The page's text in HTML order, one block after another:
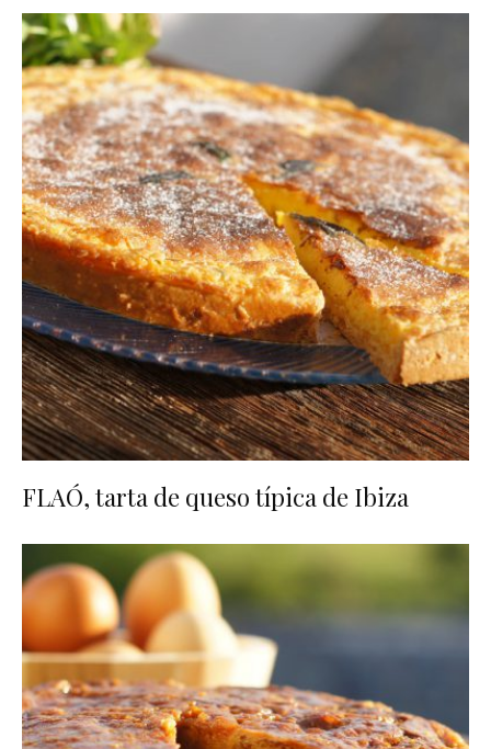
FLAÓ, tarta de queso típica de Ibiza